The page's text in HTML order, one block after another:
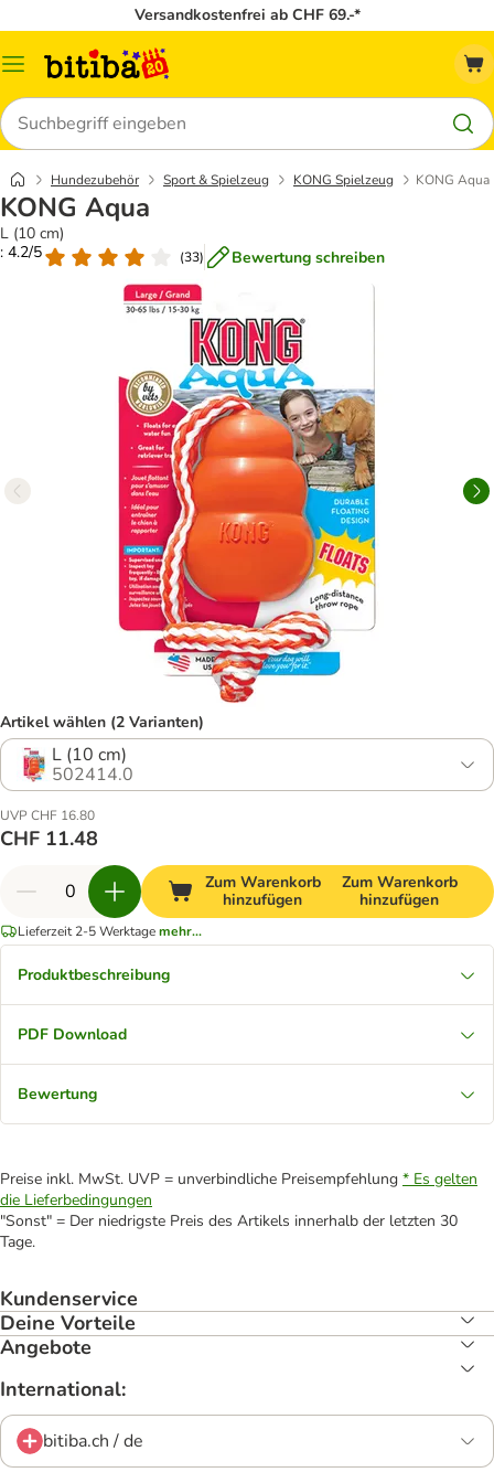
Versandkostenfrei ab CHF 69.-*
Menü
Suchen
Hundezubehör Sport & Spielzeug KONG Spielzeug KONG Aqua
KONG Aqua
L (10 cm)
: 4.2/5
(33) Bewertung schreiben
Artikel wählen (2 Varianten)
L (10 cm)
502414.0
UVP CHF 16.80
CHF 11.48
Zum Warenkorb
hinzufügen
Zum Warenkorb
hinzufügen
Lieferzeit 2-5 Werktagemehr...
Produktbeschreibung
PDF Download
Bewertung
Preise inkl. MwSt. UVP = unverbindliche Preisempfehlung * Es gelten
die Lieferbedingungen
"Sonst" = Der niedrigste Preis des Artikels innerhalb der letzten 30
Tage.
Kundenservice
Deine Vorteile
Angebote
International:
bitiba.ch / de